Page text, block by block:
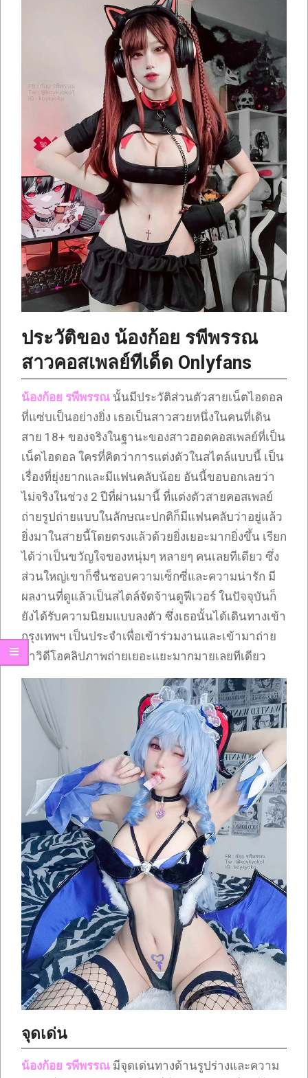
ประวัติของ น้องก้อย รพีพรรณ
สาวคอสเพลย์ทีเด็ด Onlyfans
น้องก้อย รพีพรรณ นั้นมีประวัติส่วนตัวสายเน็ตไอดอล
ที่แซ่บเป็นอย่างยิ่ง เธอเป็นสาวสวยหนึ่งในคนที่เดิน
สาย 18+ ของจริงในฐานะของสาวฮอตคอสเพลย์ที่เป็น
เน็ตไอดอล ใครที่คิดว่าการแต่งตัวในสไตล์แบบนี้ เป็น
เรื่องที่ยุ่งยากและมีแฟนคลับน้อย อันนี้ขอบอกเลยว่า
ไม่จริงในช่วง 2 ปีที่ผ่านมานี้ ที่แต่งตัวสายคอสเพลย์
ถ่ายรูปถ่ายแบบในลักษณะปกติก็มีแฟนคลับว่าอยู่แล้ว
ยิ่งมาในสายนี้โดยตรงแล้วด้วยยิ่งเยอะมากยิ่งขึ้น เรียก
ได้ว่าเป็นขวัญใจของหนุ่มๆ หลายๆ คนเลยทีเดียว ซึ่ง
ส่วนใหญ่เขาก็ชื่นชอบความเซ็กซี่และความน่ารัก มี
ผลงานที่ดูแล้วเป็นสไตล์จัดจ้านดูฟีเวอร์ ในปัจจุบันก็
ยังได้รับความนิยมแบบลงตัว ซึ่งเธอนั้นได้เดินทางเข้า
กรุงเทพฯ เป็นประจำเพื่อเข้าร่วมงานและเข้ามาถ่าย
ทำวิดีโอคลิปภาพถ่ายเยอะแยะมากมายเลยทีเดียว
จุดเด่น
น้องก้อย รพีพรรณ มีจุดเด่นทางด้านรูปร่างและความ